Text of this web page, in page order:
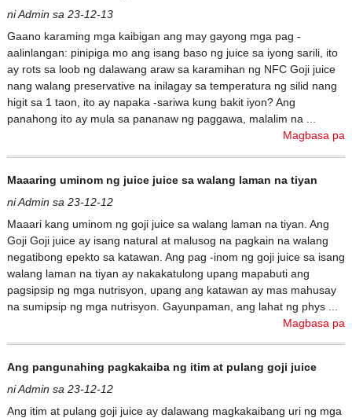
ni Admin sa 23-12-13
Gaano karaming mga kaibigan ang may gayong mga pag -
aalinlangan: pinipiga mo ang isang baso ng juice sa iyong sarili, ito
ay rots sa loob ng dalawang araw sa karamihan ng NFC Goji juice
nang walang preservative na inilagay sa temperatura ng silid nang
higit sa 1 taon, ito ay napaka -sariwa kung bakit iyon? Ang
panahong ito ay mula sa pananaw ng paggawa, malalim na ...
Magbasa pa
Maaaring uminom ng juice juice sa walang laman na tiyan
ni Admin sa 23-12-12
Maaari kang uminom ng goji juice sa walang laman na tiyan. Ang
Goji Goji juice ay isang natural at malusog na pagkain na walang
negatibong epekto sa katawan. Ang pag -inom ng goji juice sa isang
walang laman na tiyan ay nakakatulong upang mapabuti ang
pagsipsip ng mga nutrisyon, upang ang katawan ay mas mahusay
na sumipsip ng mga nutrisyon. Gayunpaman, ang lahat ng phys ...
Magbasa pa
Ang pangunahing pagkakaiba ng itim at pulang goji juice
ni Admin sa 23-12-12
Ang itim at pulang goji juice ay dalawang magkakaibang uri ng mga